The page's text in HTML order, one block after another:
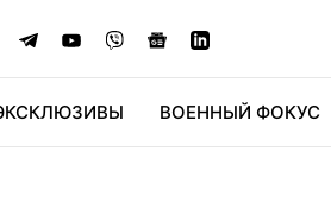
ВОЕННЫЙ ФОКУС